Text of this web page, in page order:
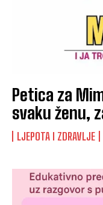
Petica za
svaku ženu,
LJEPOTA I ZDRAVLJE